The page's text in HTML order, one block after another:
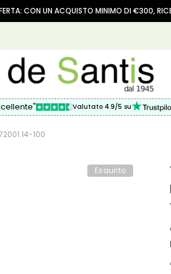
CON UN ACQUISTO MINIMO DI €300,
Valutato 4.9/5 su
100
Esaurito